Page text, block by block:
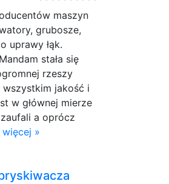
maszyn
grubosze,
uprawy łąk.
stała się
rzeszy
jakość i
w głównej mierze
a oprócz
»